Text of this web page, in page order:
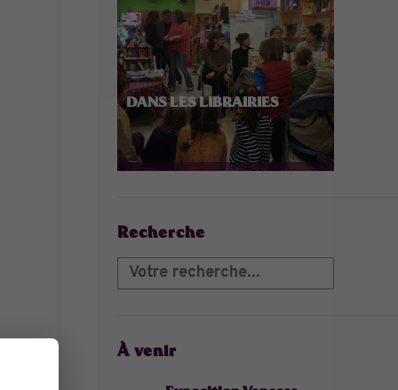
DANS LES LIBRAIRIES
Recherche
À venir